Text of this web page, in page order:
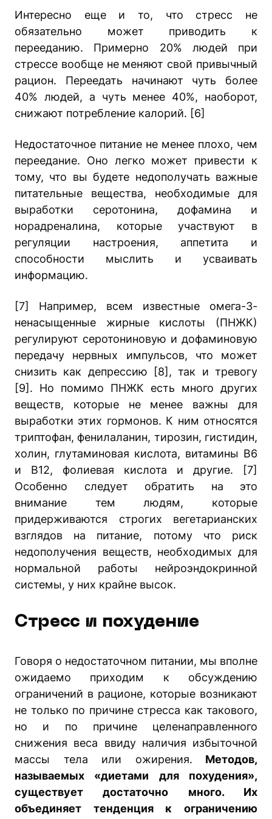
Интересно еще и то, что стресс не
обязательно может приводить к
перееданию. Примерно 20% людей при
стрессе вообще не меняют свой привычный
рацион. Переедать начинают чуть более
40% людей, а чуть менее 40%, наоборот,
снижают потребление калорий. [6]
Недостаточное питание не менее плохо, чем
переедание. Оно легко может привести к
тому, что вы будете недополучать важные
питательные вещества, необходимые для
выработки серотонина, дофамина и
норадреналина, которые участвуют в
регуляции настроения, аппетита и
способности мыслить и усваивать
информацию.
[7] Например, всем известные омега-3-
ненасыщенные жирные кислоты (ПНЖК)
регулируют серотониновую и дофаминовую
передачу нервных импульсов, что может
снизить как депрессию [8], так и тревогу
[9]. Но помимо ПНЖК есть много других
веществ, которые не менее важны для
выработки этих гормонов. К ним относятся
триптофан, фенилаланин, тирозин, гистидин,
холин, глутаминовая кислота, витамины В6
и В12, фолиевая кислота и другие. [7]
Особенно следует обратить на это
внимание тем людям, которые
придерживаются строгих вегетарианских
взглядов на питание, потому что риск
недополучения веществ, необходимых для
нормальной работы нейроэндокринной
системы, у них крайне высок.
Стресс и похудение
Говоря о недостаточном питании, мы вполне
ожидаемо приходим к обсуждению
ограничений в рационе, которые возникают
не только по причине стресса как такового,
но и по причине целенаправленного
снижения веса ввиду наличия избыточной
массы тела или ожирения. Методов,
называемых «диетами для похудения»,
существует достаточно много. Их
объединяет тенденция к ограничению